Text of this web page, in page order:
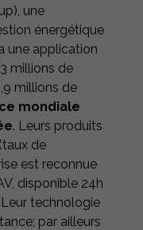
une
énergétique
une application
millions de
millions de
mondiale
. Leurs produits
de
est reconnue
disponible 24h
technologie
par ailleurs